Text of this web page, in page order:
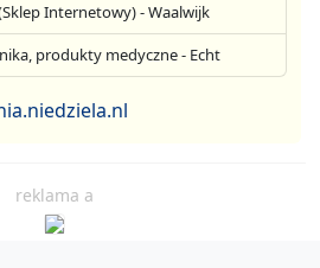
Internetowy) - Waalwijk
produkty medyczne - Echt
reklama a